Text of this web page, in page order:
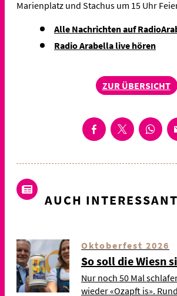
Marienplatz und Stachus um 15 Uhr
Alle Nachrichten auf
Radio Arabella live hören
ZUR ÜBERSICHT
AUCH INTERESSANT
Oktoberfest 2026
So soll die Wiesn
Nur noch 50 Mal
wieder «Ozapft is».